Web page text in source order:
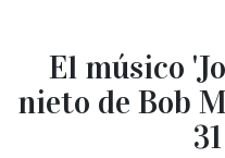
El músico
nieto de Bob